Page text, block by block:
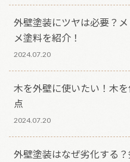
外壁塗装にツヤは必要？
メ塗料を紹介！
2024.07.20
木を外壁に使いたい！木
点
2024.07.20
外壁塗装はなぜ劣化する